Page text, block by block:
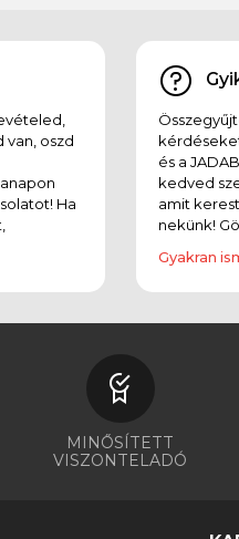
oszd
Ha
és a
kedved
amit
nekünk!
Gyakran
MINŐSÍTETT
VISZONTELADÓ